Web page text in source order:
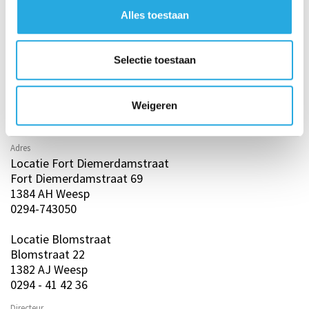
Alles toestaan
Selectie toestaan
Weigeren
Contactgegevens school
Adres
Locatie Fort Diemerdamstraat
Fort Diemerdamstraat 69
1384 AH Weesp
0294-743050
Locatie Blomstraat
Blomstraat 22
1382 AJ Weesp
0294 - 41 42 36